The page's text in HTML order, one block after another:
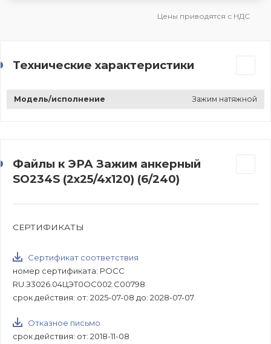
Цены приводятся с НДС
Технические характеристики
Модель/исполнение Зажим натяжной
Файлы к ЭРА Зажим анкерный
SO234S (2х25/4х120) (6/240)
СЕРТИФИКАТЫ
Сертификат соответствия
номер сертификата: РОСС
RU.З3026.04ЦЭТ0ОС002.С00798
срок действия: от: 2025-07-08 до: 2028-07-07
Отказное письмо
срок действия: от: 2018-11-08